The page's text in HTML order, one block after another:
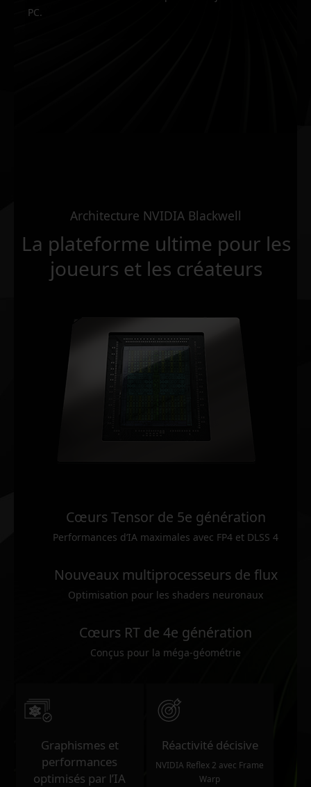
PC.
Architecture NVIDIA Blackwell
La plateforme ultime pour les
joueurs et les créateurs
Cœurs Tensor de 5e génération
Performances d’IA maximales avec FP4 et DLSS 4
Nouveaux multiprocesseurs de flux
Optimisation pour les shaders neuronaux
Cœurs RT de 4e génération
Conçus pour la méga-géométrie
Graphismes et
performances
optimisés par l’IA
Réactivité décisive
NVIDIA Reflex 2 avec Frame
Warp